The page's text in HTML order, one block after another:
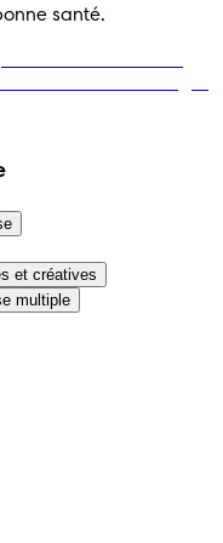
santé.
et créatives
multiple